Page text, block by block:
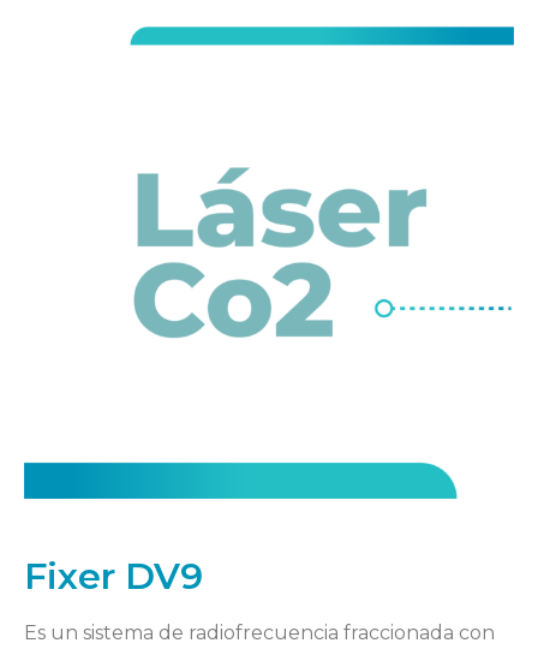
Fixer DV9
Es un sistema de radiofrecuencia fraccionada con